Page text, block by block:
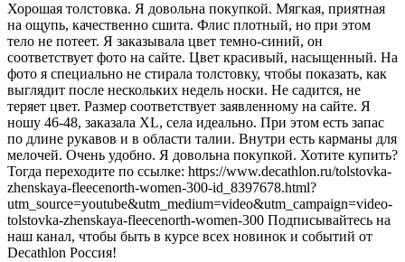
Хорошая толстовка. Я довольна покупкой. Мягкая, приятная
на ощупь, качественно сшита. Флис плотный, но при этом
тело не потеет. Я заказывала цвет темно-синий, он
соответствует фото на сайте. Цвет красивый, насыщенный. На
фото я специально не стирала толстовку, чтобы показать, как
выглядит после нескольких недель носки. Не садится, не
теряет цвет. Размер соответствует заявленному на сайте. Я
ношу 46-48, заказала XL, села идеально. При этом есть запас
по длине рукавов и в области талии. Внутри есть карманы для
мелочей. Очень удобно. Я довольна покупкой. Хотите купить?
Тогда переходите по ссылке: https://www.decathlon.ru/tolstovka-
zhenskaya-fleecenorth-women-300-id_8397678.html?
utm_source=youtube&utm_medium=video&utm_campaign=video-
tolstovka-zhenskaya-fleecenorth-women-300 Подписывайтесь на
наш канал, чтобы быть в курсе всех новинок и событий от
Decathlon Россия!